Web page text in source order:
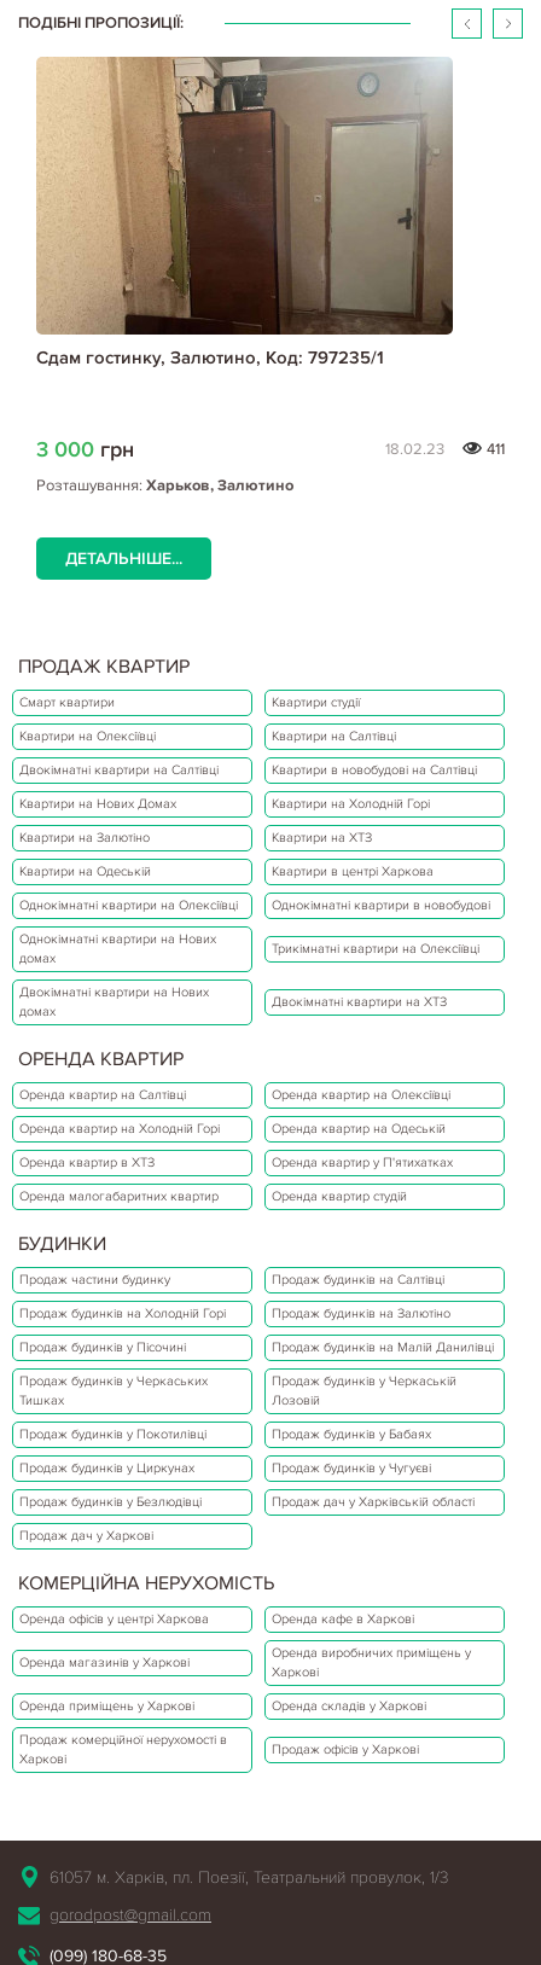
ПОДІБНІ ПРОПОЗИЦІЇ:
Сдам гостинку, Залютино, Код: 797235/1
3 000 грн 18.02.23
411
Розташування: Харьков, Залютино
ДЕТАЛЬНІШЕ...
ПРОДАЖ КВАРТИР
Смарт квартири Квартири студії
Квартири на Олексіївці Квартири на Салтівці
Двокімнатні квартири на Салтівці Квартири в новобудові на Салтівці
Квартири на Нових Домах Квартири на Холодній Горі
Квартири на Залютіно Квартири на ХТЗ
Квартири на Одеській Квартири в центрі Харкова
Однокімнатні квартири на Олексіївці Однокімнатні квартири в новобудові
Однокімнатні квартири на Нових
домах
Трикімнатні квартири на Олексіївці
Двокімнатні квартири на Нових
домах
Двокімнатні квартири на ХТЗ
ОРЕНДА КВАРТИР
Оренда квартир на Салтівці Оренда квартир на Олексіївці
Оренда квартир на Холодній Горі Оренда квартир на Одеській
Оренда квартир в ХТЗ Оренда квартир у П'ятихатках
Оренда малогабаритних квартир Оренда квартир студій
БУДИНКИ
Продаж частини будинку Продаж будинків на Салтівці
Продаж будинків на Холодній Горі Продаж будинків на Залютіно
Продаж будинків у Пісочині Продаж будинків на Малій Данилівці
Продаж будинків у Черкаських
Тишках
Продаж будинків у Черкаській
Лозовій
Продаж будинків у Покотилівці Продаж будинків у Бабаях
Продаж будинків у Циркунах Продаж будинків у Чугуєві
Продаж будинків у Безлюдівці Продаж дач у Харківській області
Продаж дач у Харкові
КОМЕРЦІЙНА НЕРУХОМІСТЬ
Оренда офісів у центрі Харкова Оренда кафе в Харкові
Оренда магазинів у Харкові
Оренда виробничих приміщень у
Харкові
Оренда приміщень у Харкові Оренда складів у Харкові
Продаж комерційної нерухомості в
Харкові
Продаж офісів у Харкові
61057 м. Харків, пл. Поезії, Театральний провулок, 1/3
gorodpost@gmail.com
(099) 180-68-35